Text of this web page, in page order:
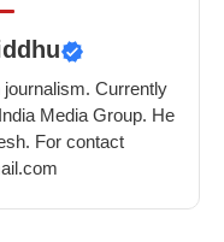
Currently
Media Group. He
For contact